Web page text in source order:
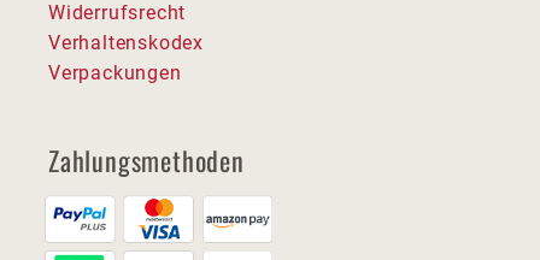
Widerrufsrecht
Verhaltenskodex
Verpackungen
Zahlungsmethoden